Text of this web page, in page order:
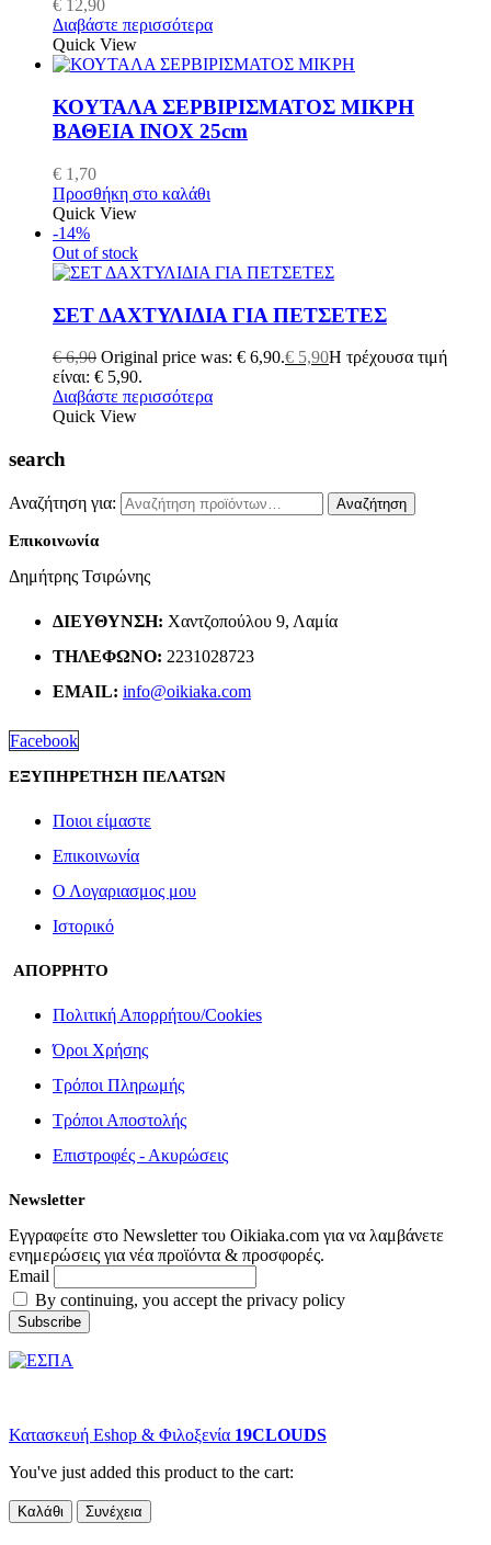
€ 12,90
Διαβάστε περισσότερα
Quick View
ΚΟΥΤΑΛΑ ΣΕΡΒΙΡΙΣΜΑΤΟΣ ΜΙΚΡΗ
ΒΑΘΕΙΑ INOX 25cm
€ 1,70
Προσθήκη στο καλάθι
Quick View
-14%
Out of stock
ΣΕΤ ΔΑΧΤΥΛΙΔΙΑ ΓΙΑ ΠΕΤΣΕΤΕΣ
€6,90 Original price was: € 6,90.€ 5,90Η τρέχουσα τιμή
είναι: € 5,90.
Διαβάστε περισσότερα
Quick View
search
Αναζήτηση για: Αναζήτηση
Επικοινωνία
Δημήτρης Τσιρώνης
ΔΙΕΎΘΥΝΣΗ: Χαντζοπούλου 9, Λαμία
ΤΗΛΈΦΩΝΟ: 2231028723
EMAIL: info@oikiaka.com
Facebook
ΕΞΥΠΗΡΕΤΗΣΗ ΠΕΛΑΤΩΝ
Ποιοι είμαστε
Επικοινωνία
Ο Λογαριασμος μου
Ιστορικό
ΑΠΟΡΡΗΤΟ
Πολιτική Απορρήτου/Cookies
Όροι Χρήσης
Τρόποι Πληρωμής
Τρόποι Αποστολής
Επιστροφές - Ακυρώσεις
Newsletter
Εγγραφείτε στο Newsletter του Oikiaka.com για να λαμβάνετε
ενημερώσεις για νέα προϊόντα & προσφορές.
Email
By continuing, you accept the privacy policy
Κατασκευή Eshop & Φιλοξενία 19CLOUDS
You've just added this product to the cart:
Καλάθι Συνέχεια